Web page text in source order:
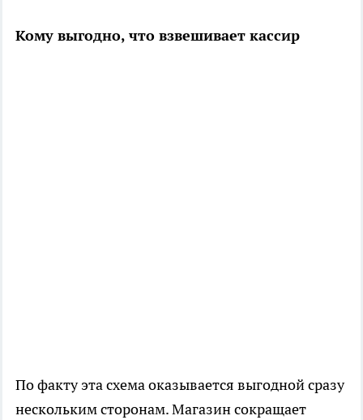
Кому выгодно, что взвешивает кассир
По факту эта схема оказывается выгодной сразу
нескольким сторонам. Магазин сокращает